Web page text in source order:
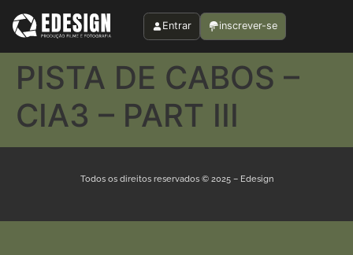
Entrar inscrever-se
PISTA DE CABOS –
CIA3 – PART III
Todos os direitos reservados © 2025 – Edesign